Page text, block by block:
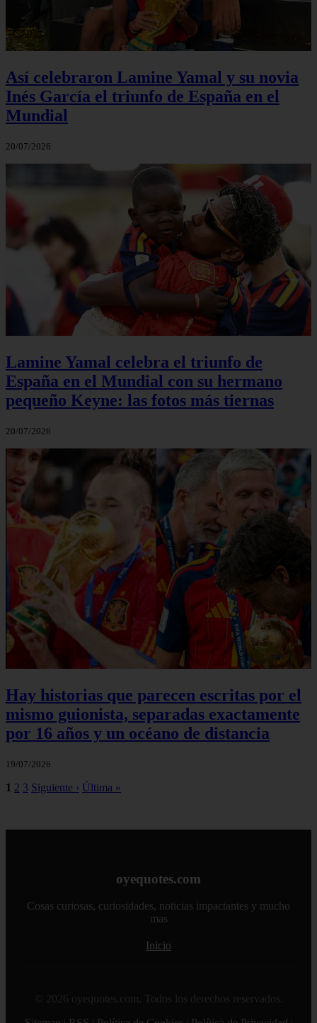
Así celebraron Lamine Yamal y su novia
Inés García el triunfo de España en el
Mundial
20/07/2026
Lamine Yamal celebra el triunfo de
España en el Mundial con su hermano
pequeño Keyne: las fotos más tiernas
20/07/2026
Hay historias que parecen escritas por el
mismo guionista, separadas exactamente
por 16 años y un océano de distancia
19/07/2026
1 2 3 Siguiente › Última »
oyequotes.com
Cosas curiosas, curiosidades, noticias impactantes y mucho
mas
Inicio
© 2026 oyequotes.com. Todos los derechos reservados.